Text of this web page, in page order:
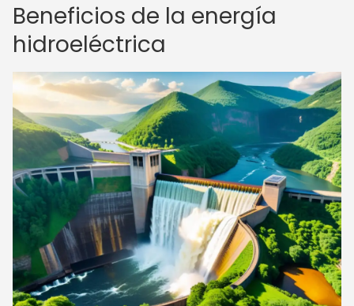
Beneficios de la energía
hidroeléctrica